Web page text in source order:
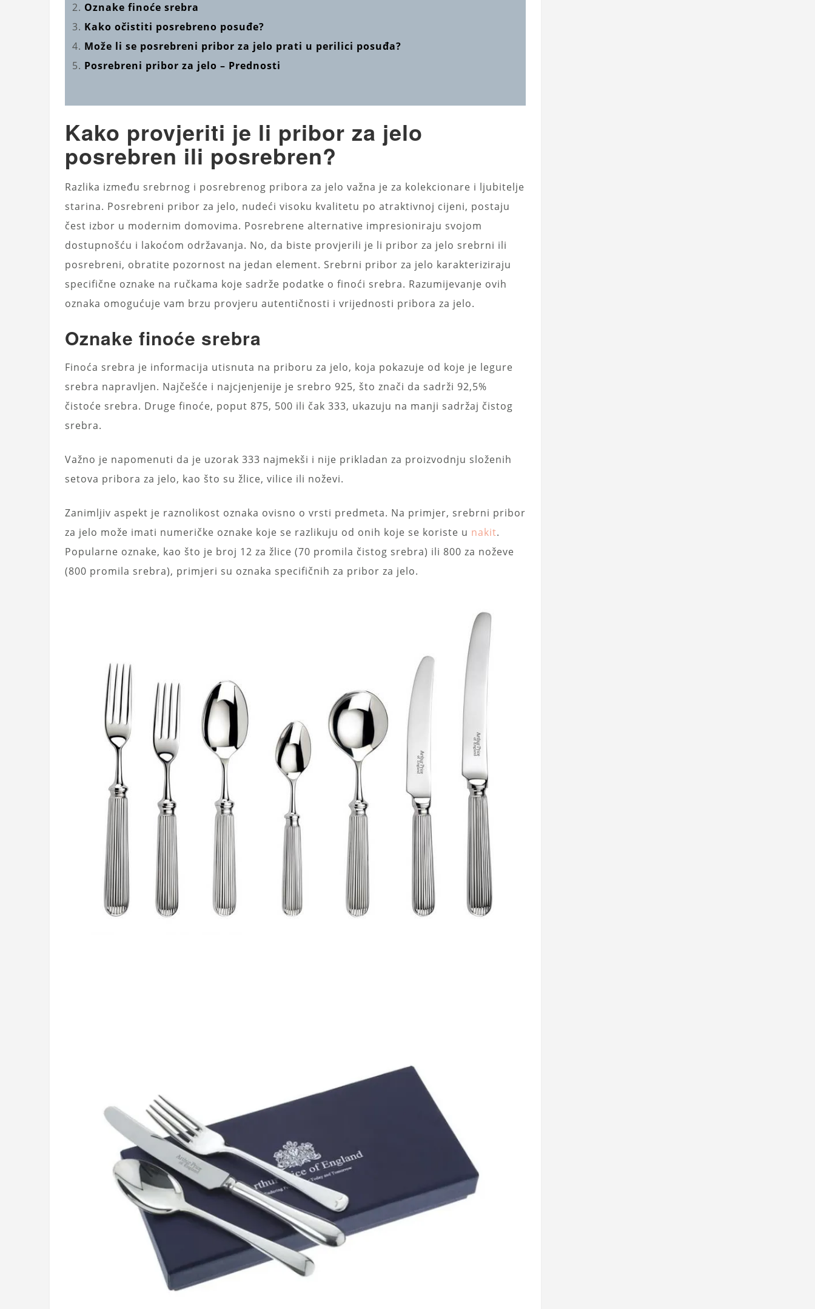
Oznake finoće srebra
Kako očistiti posrebreno posuđe?
Može li se posrebreni pribor za jelo prati u perilici posuđa?
Posrebreni pribor za jelo – Prednosti
Kako provjeriti je li pribor za jelo
posrebren ili posrebren?
Razlika između srebrnog i posrebrenog pribora za jelo važna je za kolekcionare i ljubitelje
starina. Posrebreni pribor za jelo, nudeći visoku kvalitetu po atraktivnoj cijeni, postaju
čest izbor u modernim domovima. Posrebrene alternative impresioniraju svojom
dostupnošću i lakoćom održavanja. No, da biste provjerili je li pribor za jelo srebrni ili
posrebreni, obratite pozornost na jedan element. Srebrni pribor za jelo karakteriziraju
specifične oznake na ručkama koje sadrže podatke o finoći srebra. Razumijevanje ovih
oznaka omogućuje vam brzu provjeru autentičnosti i vrijednosti pribora za jelo.
Oznake finoće srebra
Finoća srebra je informacija utisnuta na priboru za jelo, koja pokazuje od koje je legure
srebra napravljen. Najčešće i najcjenjenije je srebro 925, što znači da sadrži 92,5%
čistoće srebra. Druge finoće, poput 875, 500 ili čak 333, ukazuju na manji sadržaj čistog
srebra.
Važno je napomenuti da je uzorak 333 najmekši i nije prikladan za proizvodnju složenih
setova pribora za jelo, kao što su žlice, vilice ili noževi.
Zanimljiv aspekt je raznolikost oznaka ovisno o vrsti predmeta. Na primjer, srebrni pribor
za jelo može imati numeričke oznake koje se razlikuju od onih koje se koriste u nakit.
Popularne oznake, kao što je broj 12 za žlice (70 promila čistog srebra) ili 800 za noževe
(800 promila srebra), primjeri su oznaka specifičnih za pribor za jelo.